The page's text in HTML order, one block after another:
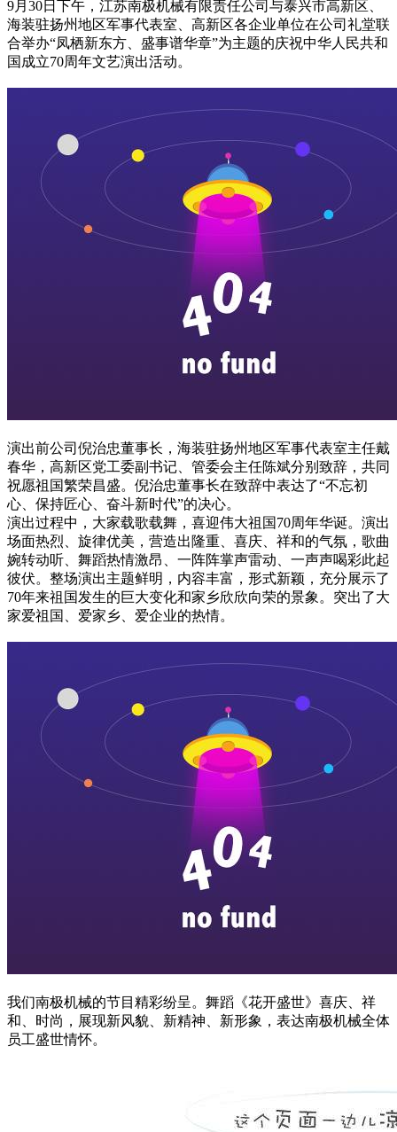
9月30日下午，江苏南极机械有限责任公司与泰兴市高新区、
海装驻扬州地区军事代表室、高新区各企业单位在公司礼堂联
合举办“凤栖新东方、盛事谱华章”为主题的庆祝中华人民共和
国成立70周年文艺演出活动。
演出前公司倪治忠董事长，海装驻扬州地区军事代表室主任戴
春华，高新区党工委副书记、管委会主任陈斌分别致辞，共同
祝愿祖国繁荣昌盛。倪治忠董事长在致辞中表达了“不忘初
心、保持匠心、奋斗新时代”的决心。
演出过程中，大家载歌载舞，喜迎伟大祖国70周年华诞。演出
场面热烈、旋律优美，营造出隆重、喜庆、祥和的气氛，歌曲
婉转动听、舞蹈热情激昂、一阵阵掌声雷动、一声声喝彩此起
彼伏。整场演出主题鲜明，内容丰富，形式新颖，充分展示了
70年来祖国发生的巨大变化和家乡欣欣向荣的景象。突出了大
家爱祖国、爱家乡、爱企业的热情。
我们南极机械的节目精彩纷呈。舞蹈《花开盛世》喜庆、祥
和、时尚，展现新风貌、新精神、新形象，表达南极机械全体
员工盛世情怀。